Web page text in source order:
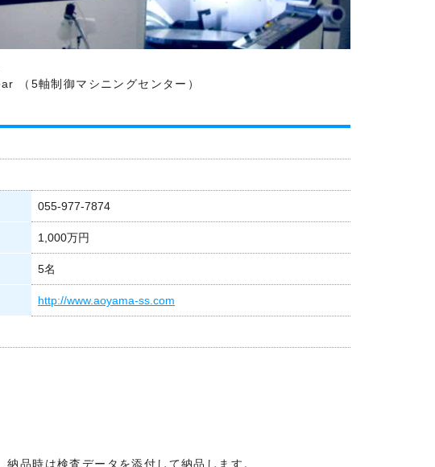
（5軸制御マシニングセンター）
055-977-7874
1,000万円
5名
http://www.aoyama-ss.com
品時は検査データを添付して納品します。